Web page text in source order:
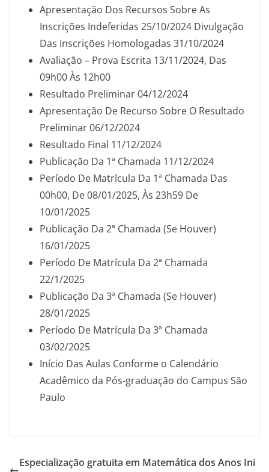
Apresentação Dos Recursos Sobre As
Inscrições Indeferidas 25/10/2024 Divulgação
Das Inscrições Homologadas 31/10/2024
Avaliação – Prova Escrita 13/11/2024, Das
09h00 Às 12h00
Resultado Preliminar 04/12/2024
Apresentação De Recurso Sobre O Resultado
Preliminar 06/12/2024
Resultado Final 11/12/2024
Publicação Da 1ª Chamada 11/12/2024
Período De Matrícula Da 1ª Chamada Das
00h00, De 08/01/2025, Às 23h59 De
10/01/2025
Publicação Da 2ª Chamada (Se Houver)
16/01/2025
Período De Matrícula Da 2ª Chamada
22/1/2025
Publicação Da 3ª Chamada (Se Houver)
28/01/2025
Período De Matrícula Da 3ª Chamada
03/02/2025
Início Das Aulas Conforme o Calendário
Acadêmico da Pós-graduação do Campus São
Paulo
Especialização gratuita em Matemática dos Anos Ini